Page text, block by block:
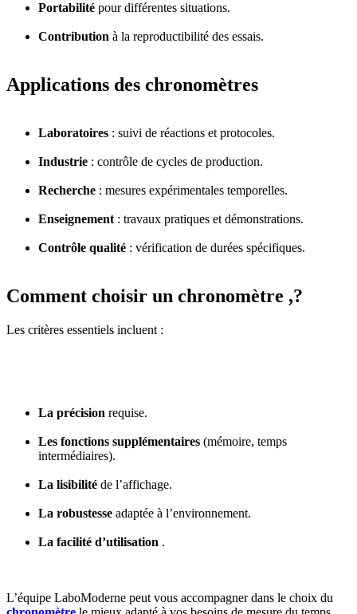
Portabilité pour différentes situations.
Contribution à la reproductibilité des essais.
Applications des chronomètres
Laboratoires : suivi de réactions et protocoles.
Industrie : contrôle de cycles de production.
Recherche : mesures expérimentales temporelles.
Enseignement : travaux pratiques et démonstrations.
Contrôle qualité : vérification de durées spécifiques.
Comment choisir un chronomètre ,?
Les critères essentiels incluent :
La précision requise.
Les fonctions supplémentaires (mémoire, temps
intermédiaires).
La lisibilité de l’affichage.
La robustesse adaptée à l’environnement.
La facilité d’utilisation .
L’équipe LaboModerne peut vous accompagner dans le choix du